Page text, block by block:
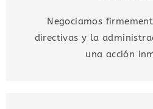
Negociamos
directivas y la
una acción